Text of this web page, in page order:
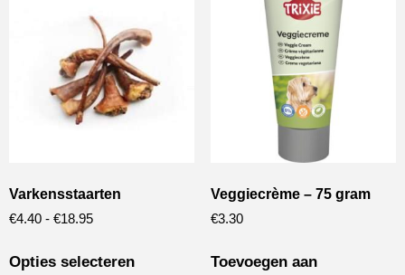
Varkensstaarten
€4.40 - €18.95
Opties selecteren
Veggiecrème – 75 gram
€3.30
Toevoegen aan